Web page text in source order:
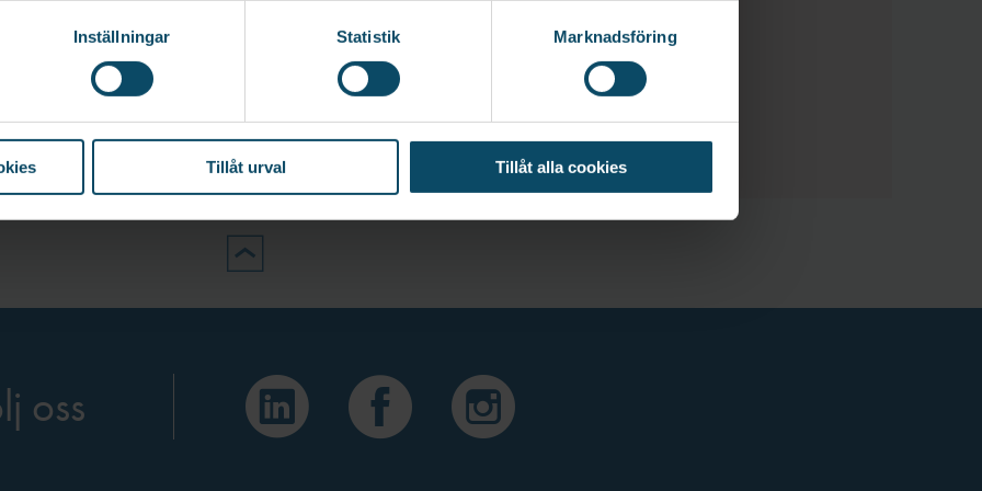
Inställningar Statistik Marknadsföring
Tillåt urval Tillåt alla cookies
oss